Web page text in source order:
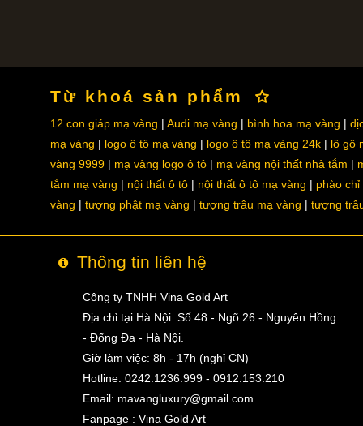
Từ khoá sản phẩm
12 con giáp mạ vàng Audi mạ vàng bình hoa mạ vàng
mạ vàng
logo ô tô mạ vàng logo ô tô mạ vàng 24k
lô gô
vàng 9999
mạ vàng logo ô tô mạ vàng nội thất nhà tắm
tắm mạ vàng
nội thất ô tô nội thất ô tô mạ vàng
phào chỉ
vàng
tượng phật mạ vàng tượng trâu mạ vàng tượng
Thông tin liên hệ
Công ty TNHH Vina Gold Art
Địa chỉ tại Hà Nội: Số 48 - Ngõ 26 - Nguyên Hồng
- Đống Đa - Hà Nội.
Giờ làm việc: 8h - 17h (nghỉ CN)
Hotline: 0242.1236.999 - 0912.153.210
Email: mavangluxury@gmail.com
Fanpage : Vina Gold Art